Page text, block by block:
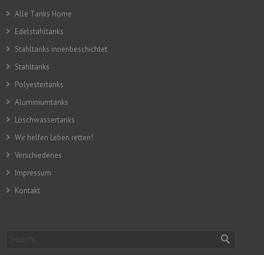
Alle Tanks Home
Edelstahltanks
Stahltanks innenbeschichtet
Stahltanks
Polyestertanks
Aluminiumtanks
Löschwassertanks
Wir helfen Leben retten!
Verschiedenes
Impressum
Kontakt